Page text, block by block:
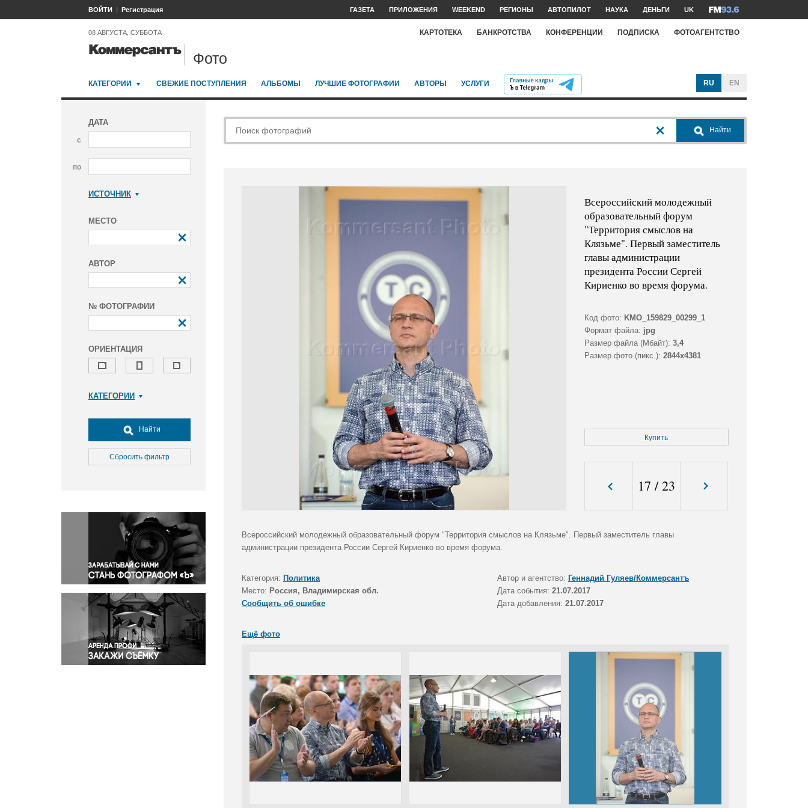
ВОЙТИ Регистрация ГАЗЕТА ПРИЛОЖЕНИЯ WEEKEND РЕГИОНЫ АВТОПИЛОТ НАУКА ДЕНЬГИ UK
08 АВГУСТА, СУББОТА КАРТОТЕКА БАНКРОТСТВА КОНФЕРЕНЦИИ ПОДПИСКА ФОТОАГЕНТСТВО
Фото
КАТЕГОРИИ СВЕЖИЕ ПОСТУПЛЕНИЯ АЛЬБОМЫ ЛУЧШИЕ ФОТОГРАФИИ АВТОРЫ УСЛУГИ RU EN
ДАТА
с
по
ИСТОЧНИК
МЕСТО
АВТОР
№ ФОТОГРАФИИ
ОРИЕНТАЦИЯ
КАТЕГОРИИ
Досуг, туризм и отдых
Культура
Медицина
Окружающая среда
Политика
Правосудие
Происшествия и конфликты
Религия
Светская жизнь
Спорт
Экология
Экономика и бизнес
Найти
Сбросить фильтр
Найти
Всероссийский молодежный
образовательный форум
"Территория смыслов на
Клязьме". Первый заместитель
главы администрации
президента России Сергей
Кириенко во время форума.
Код фото: KMO_159829_00299_1
Формат файла: jpg
Размер файла (Мбайт): 3,4
Размер фото (пикс.): 2844x4381
Купить
17 /23
Всероссийский молодежный образовательный форум "Территория смыслов на Клязьме". Первый заместитель главы
администрации президента России Сергей Кириенко во время форума.
Категория: Политика Автор и агентство: Геннадий Гуляев/Коммерсантъ
Место: Россия, Владимирская обл. Дата события: 21.07.2017
Сообщить об ошибке
Дата добавления: 21.07.2017
Ещё фото